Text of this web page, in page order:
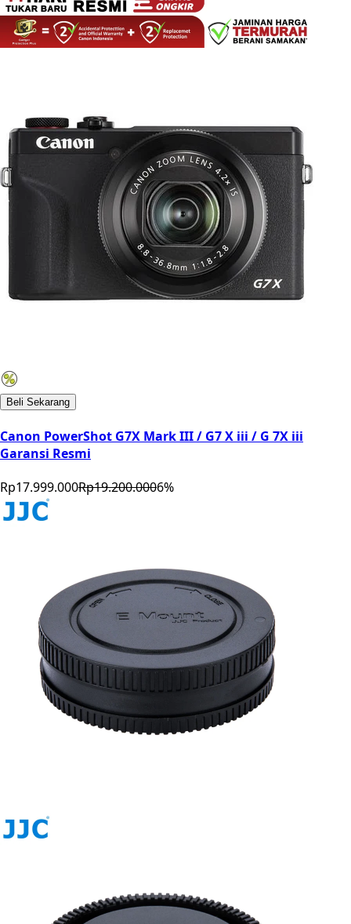
Beli Sekarang
Canon PowerShot G7X Mark III / G7 X iii / G 7X iii
Garansi Resmi
Rp17.999.000Rp19.200.0006%